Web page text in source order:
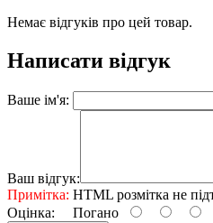
Немає відгуків про цей товар.
Написати відгук
Ваше ім'я:
Ваш відгук:
Примітка: HTML розмітка не
Оцінка: Погано